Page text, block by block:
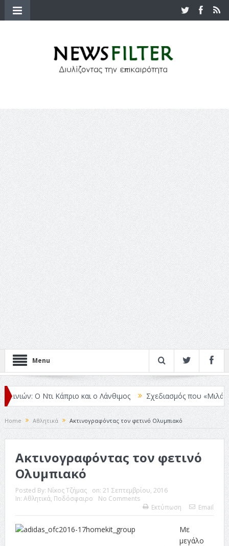
Menu
Ο Ντι Κάπριο και ο Λάνθιμος Σχεδιασμός που «Μιλάει»
Home Αθλητικά Ακτινογραφόντας τον φετινό Ολυμπιακό
Ακτινογραφόντας τον φετινό
Ολυμπιακό
Posted By: Νίκος Τζήμας on: 21 Σεπτεμβρίου, 2016
In: Αθλητικά, Ποδόσφαιρο
No Comments
Εκτύπωση
Email
Με
μεγάλο